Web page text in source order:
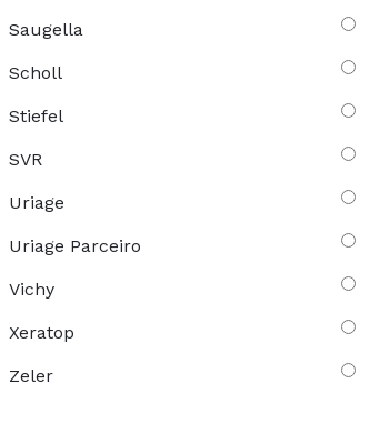
Saugella
Scholl
Stiefel
SVR
Uriage
Uriage Parceiro
Vichy
Xeratop
Zeler